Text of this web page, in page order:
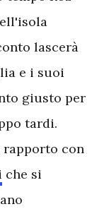
lascerà
e i suoi
giusto per
tardi.
rapporto con
che si